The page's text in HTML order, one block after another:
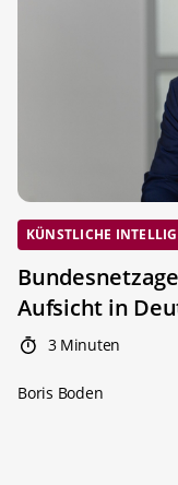
KÜNSTLICHE
Aufsicht in
3 Minuten
Boris Boden